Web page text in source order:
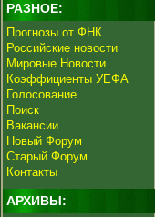
РАЗНОЕ:
Прогнозы от ФНК
Российские новости
Мировые Новости
Коэффициенты УЕФА
Голосование
Поиск
Вакансии
Новый Форум
Старый Форум
Контакты
АРХИВЫ: